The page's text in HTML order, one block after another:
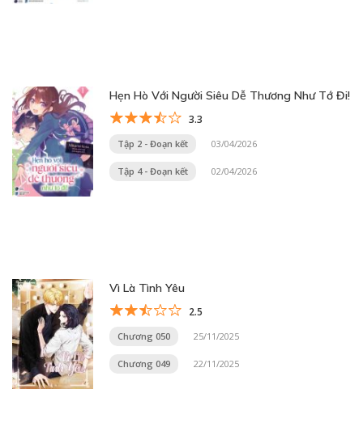
Hẹn Hò Với Người Siêu Dễ Thương Như Tớ Đi!
3.3
Tập 2 - Đoạn kết 03/04/2026
Tập 4 - Đoạn kết 02/04/2026
Vì Là Tình Yêu
2.5
Chương 050 25/11/2025
Chương 049 22/11/2025